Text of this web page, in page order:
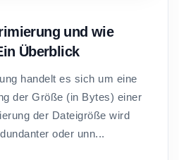
und wie
Überblick
handelt es sich um eine
der Größe (in Bytes) einer
der Dateigröße wird
oder unn...